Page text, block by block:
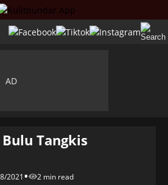
Tangkis
2021• 2 min read